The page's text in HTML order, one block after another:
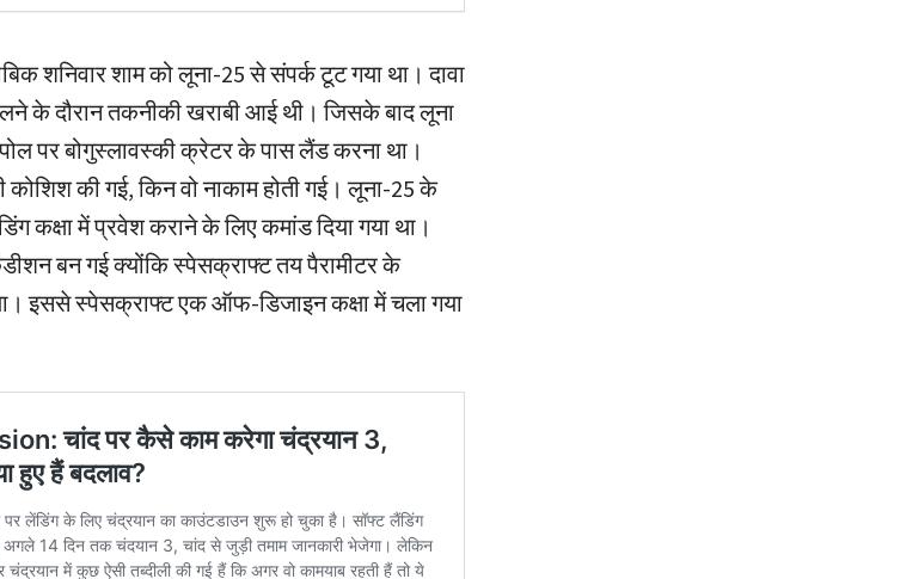
शनिवार शाम को लूना-25 से संपर्क टूट गया था। दावा
के दौरान तकनीकी खराबी आई थी। जिसके बाद लूना
पर बोगुस्लावस्की क्रेटर के पास लैंड करना था।
की गई, किन वो नाकाम होती गई। लूना-25 के
कक्षा में प्रवेश कराने के लिए कमांड दिया गया था।
बन गई क्योंकि स्पेसक्राफ्ट तय पैरामीटर के
इससे स्पेसक्राफ्ट एक ऑफ-डिजाइन कक्षा में चला गया